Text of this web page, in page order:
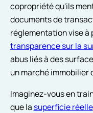
copropriété qu'ils
documents de
réglementation vise
transparence sur la
abus liés à des
un marché immobilier
Imaginez-vous en
que lasuperficie réelle